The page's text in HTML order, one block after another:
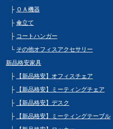
ＯＡ機器
傘立て
コートハンガー
その他オフィスアクセサリー
新品格安家具
【新品格安】オフィスチェア
【新品格安】ミーティングチェア
【新品格安】デスク
【新品格安】ミーティングテーブル